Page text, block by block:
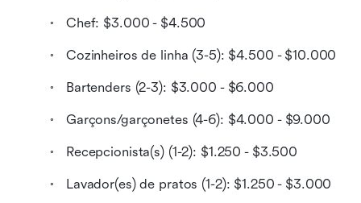
Chef: $3.000 - $4.500
Cozinheiros de linha (3-5): $4.500 - $10.000
Bartenders (2-3): $3.000 - $6.000
Garçons/garçonetes (4-6): $4.000 - $9.000
Recepcionista(s) (1-2): $1.250 - $3.500
Lavador(es) de pratos (1-2): $1.250 - $3.000